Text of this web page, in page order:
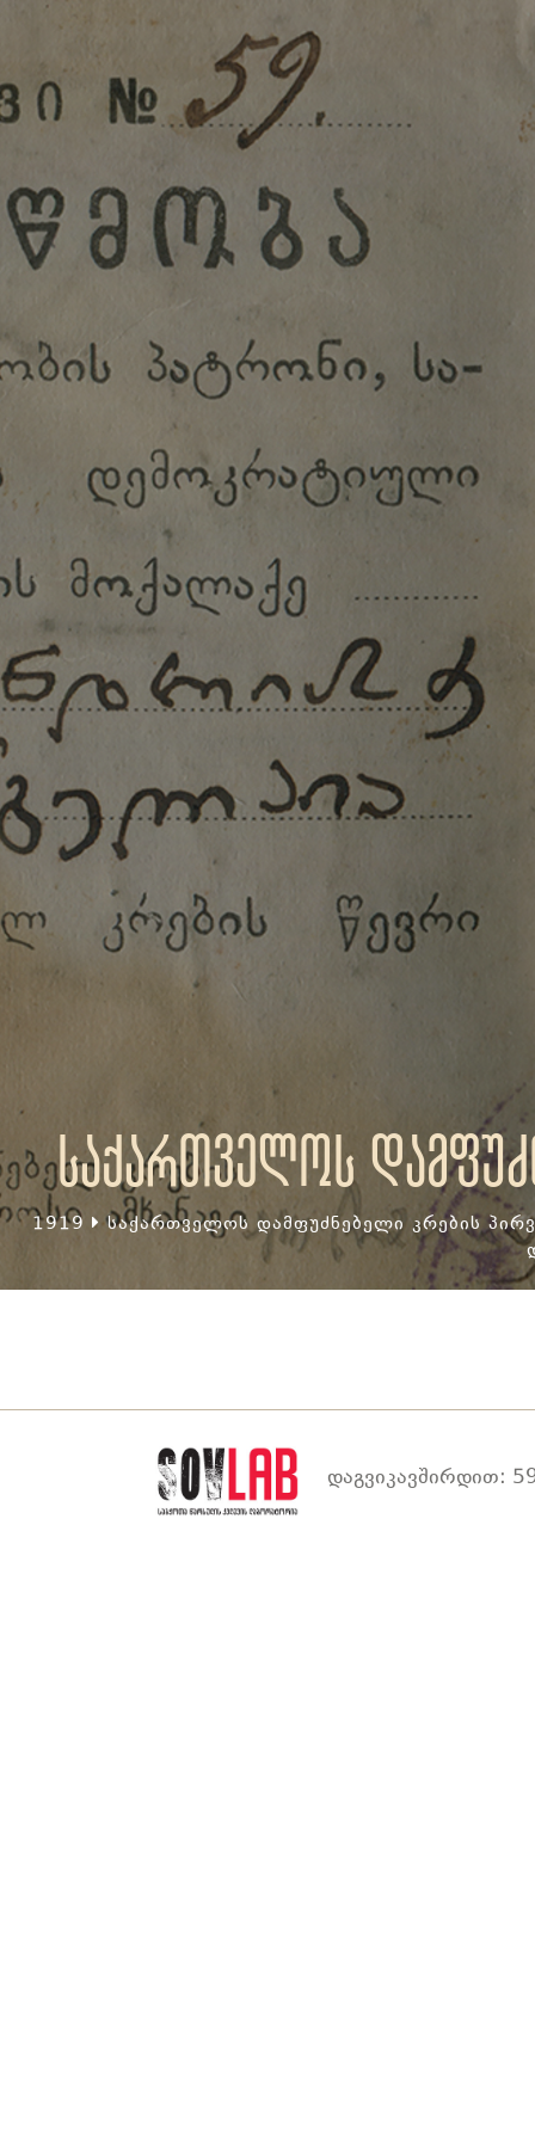
საქართველოს
1919
საქართველოს დამფუძნებელი კრების
დაგვიკავშირდით: